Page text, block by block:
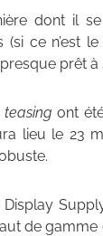
dont il se
(si ce n’est
prêt à
teasing ont
lieu le 23
Display
de gamme